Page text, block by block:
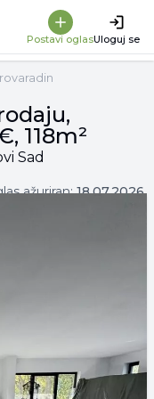
Postavi oglasUloguj se
118m²
Sad
ažuriran: 18.07.2026.